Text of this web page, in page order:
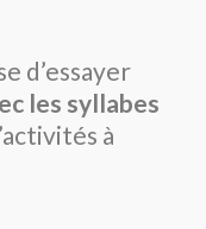
d’essayer
les syllabes
à